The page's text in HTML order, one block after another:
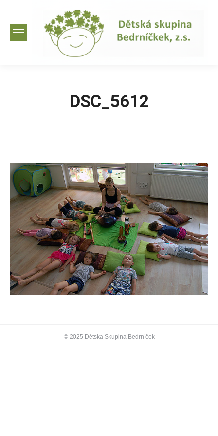
DSC_5612
© 2025 Dětska Skupina Bedrníček